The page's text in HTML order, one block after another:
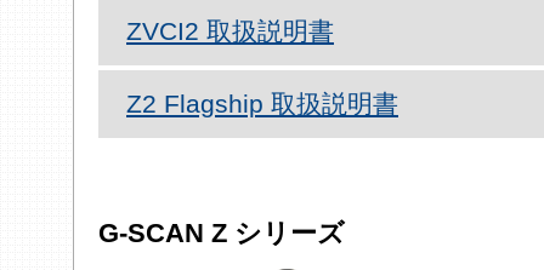
ZVCI2 取扱説明書
Z2 Flagship 取扱説明書
G-SCAN Z シリーズ